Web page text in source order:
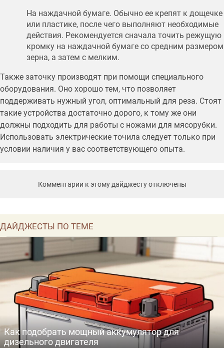
На наждачной бумаге. Обычно ее крепят к дощечке
или пластике, после чего выполняют необходимые
действия. Рекомендуется сначала точить режущую
кромку на наждачной бумаге со средним размером
зерна, а затем с мелким.
Также заточку производят при помощи специального
оборудования. Оно хорошо тем, что позволяет
поддерживать нужный угол, оптимальный для реза. Стоят
такие устройства достаточно дорого, к тому же они
должны подходить для работы с ножами для мясорубки.
Использовать электрические точила следует только при
условии наличия у вас соответствующего опыта.
Комментарии к этому дайджесту отключены
ДАЙДЖЕСТЫ ПО ТЕМЕ
Как подобрать мощный аккумулятор для
дизельного двигателя